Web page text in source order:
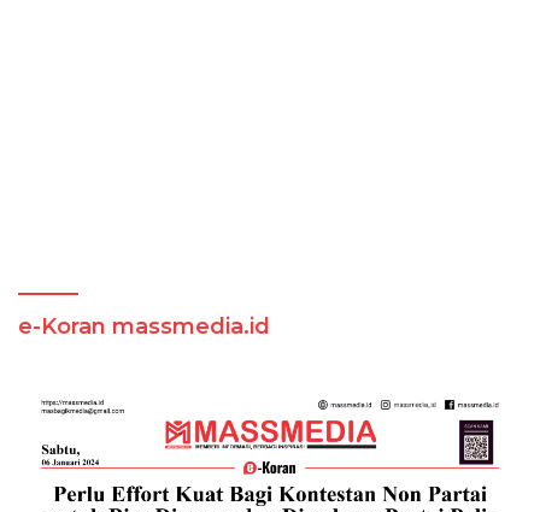
e-Koran massmedia.id